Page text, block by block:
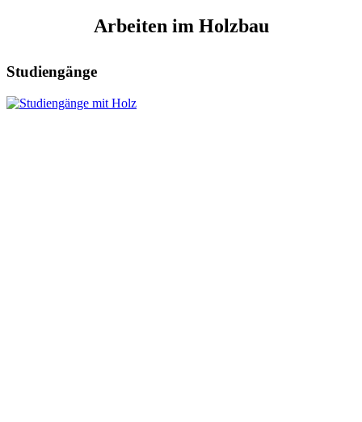
Arbeiten im Holzbau
Studiengänge